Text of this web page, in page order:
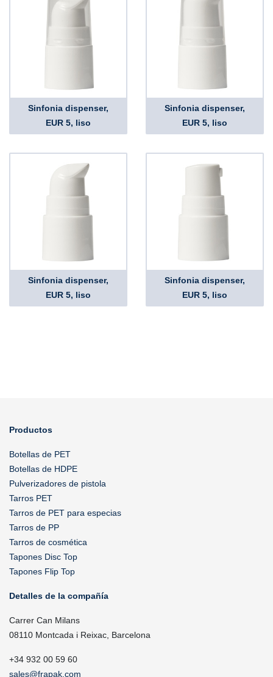
Sinfonia dispenser,
EUR 5, liso
Sinfonia dispenser,
EUR 5, liso
Sinfonia dispenser,
EUR 5, liso
Sinfonia dispenser,
EUR 5, liso
Productos
Botellas de PET
Botellas de HDPE
Pulverizadores de pistola
Tarros PET
Tarros de PET para especias
Tarros de PP
Tarros de cosmética
Tapones Disc Top
Tapones Flip Top
Detalles de la compañía
Carrer Can Milans
08110 Montcada i Reixac, Barcelona
+34 932 00 59 60
sales@frapak.com